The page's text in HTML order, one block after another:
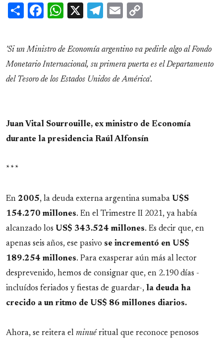
ShareFacebook
WhatsApp
X Telegram
Email
'Si un Ministro de Economía argentino va pedirle algo al Fondo
Monetario Internacional, su primera puerta es el Departamento
del Tesoro de los Estados Unidos de América'.
Juan Vital Sourrouille, ex ministro de Economía
durante la presidencia Raúl Alfonsín
* * *
En 2005, la deuda externa argentina sumaba U$S
154.270 millones. En el Trimestre II 2021, ya había
alcanzado los US$ 343.524 millones. Es decir que, en
apenas seis años, ese pasivo se incrementó en US$
189.254 millones. Para exasperar aún más al lector
desprevenido, hemos de consignar que, en 2.190 días -
incluídos feriados y fiestas de guardar-, la deuda ha
crecido a un ritmo de US$ 86 millones diarios.
Ahora, se reitera el minué ritual que reconoce penosos